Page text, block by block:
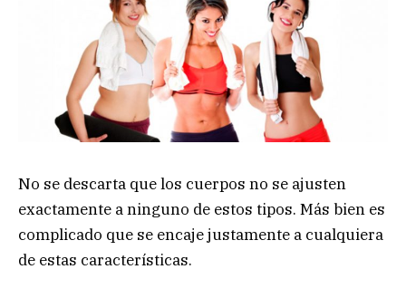
No se descarta que los cuerpos no se ajusten
exactamente a ninguno de estos tipos. Más bien es
complicado que se encaje justamente a cualquiera
de estas características.